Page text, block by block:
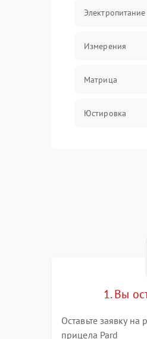
Электропитание
Измерения
Матрица
Юстировка
1. Вы
Оставьте заявку
прицела Pard